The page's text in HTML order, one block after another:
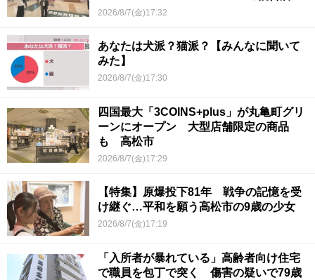
香川県初
2026/8/7(金)17:32
あなたは犬派？猫派？【みんなに聞いて
みた】
2026/8/7(金)17:30
四国最大「3COINS+plus」が丸亀町グリ
ーンにオープン 大型店舗限定の商品
も 高松市
2026/8/7(金)17:29
【特集】原爆投下81年 戦争の記憶を受
け継ぐ…平和を願う高松市の9歳の少女
2026/8/7(金)17:19
「入所者が暴れている」高齢者向け住宅
で職員を包丁で突く 傷害の疑いで79歳